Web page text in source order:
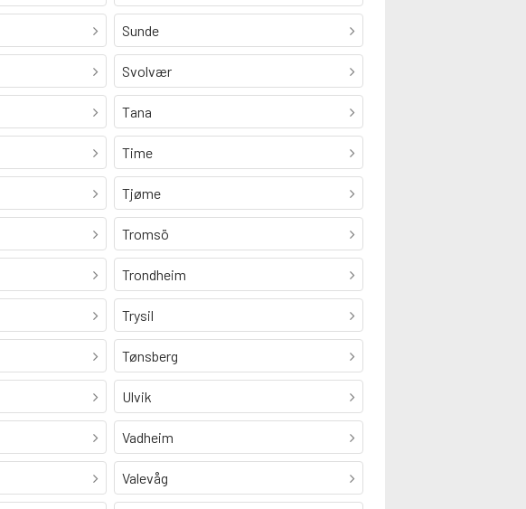
Sunde
Svolvær
Tana
Time
Tjøme
Tromsö
Trondheim
Trysil
Tønsberg
Ulvik
Vadheim
Valevåg